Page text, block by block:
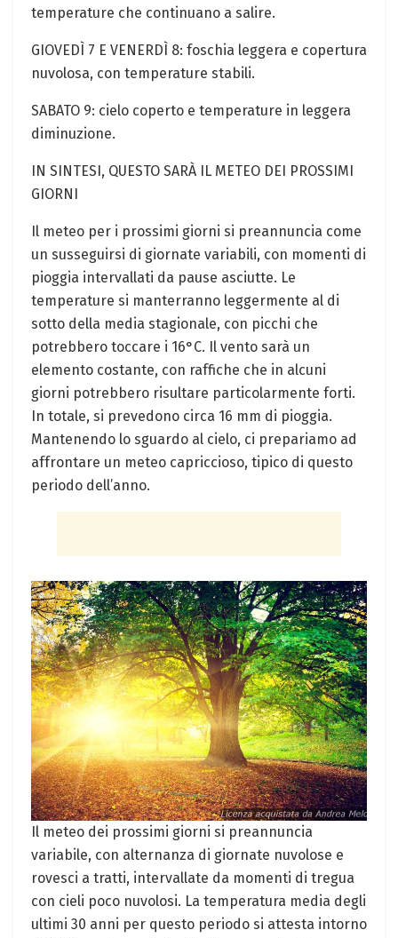
temperature che continuano a salire.
GIOVEDÌ 7 E VENERDÌ 8: foschia leggera e copertura
nuvolosa, con temperature stabili.
SABATO 9: cielo coperto e⁤ temperature in leggera
diminuzione.
IN SINTESI, QUESTO SARÀ IL METEO DEI PROSSIMI
GIORNI
Il meteo per i prossimi giorni ⁣si preannuncia come⁢
un susseguirsi di ‍giornate variabili,‍ con momenti di
pioggia intervallati da pause asciutte. Le
‍temperature si ​manterranno leggermente al di
sotto della media stagionale, con ‍picchi‌ che
potrebbero ‍toccare⁣ i 16°C. Il vento sarà un
elemento ​costante, con raffiche che in alcuni
giorni potrebbero ‍risultare⁢ particolarmente forti.
In ​totale, si prevedono circa 16 mm di⁤ pioggia.
Mantenendo ⁢lo⁤ sguardo al cielo, ci prepariamo ad
affrontare un meteo ⁤capriccioso, tipico di questo
⁤periodo dell’anno.
Il meteo dei prossimi ⁢giorni ⁤si ‌preannuncia
variabile, con alternanza di giornate nuvolose e
rovesci a tratti, intervallate da momenti di⁤ tregua
con cieli poco nuvolosi. La temperatura media degli
ultimi 30 anni per questo periodo si attesta intorno